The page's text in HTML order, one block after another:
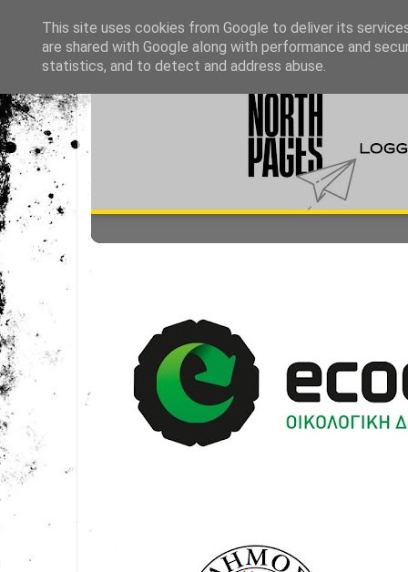
This site uses cookies from Google to deliver its
are shared with Google along with performance and
statistics, and to detect and address abuse.